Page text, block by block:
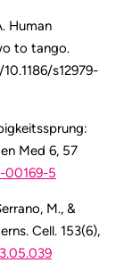
Human
to tango.
s12979-
Med 6, 57
00169-5
M., &
Cell. 153(6),